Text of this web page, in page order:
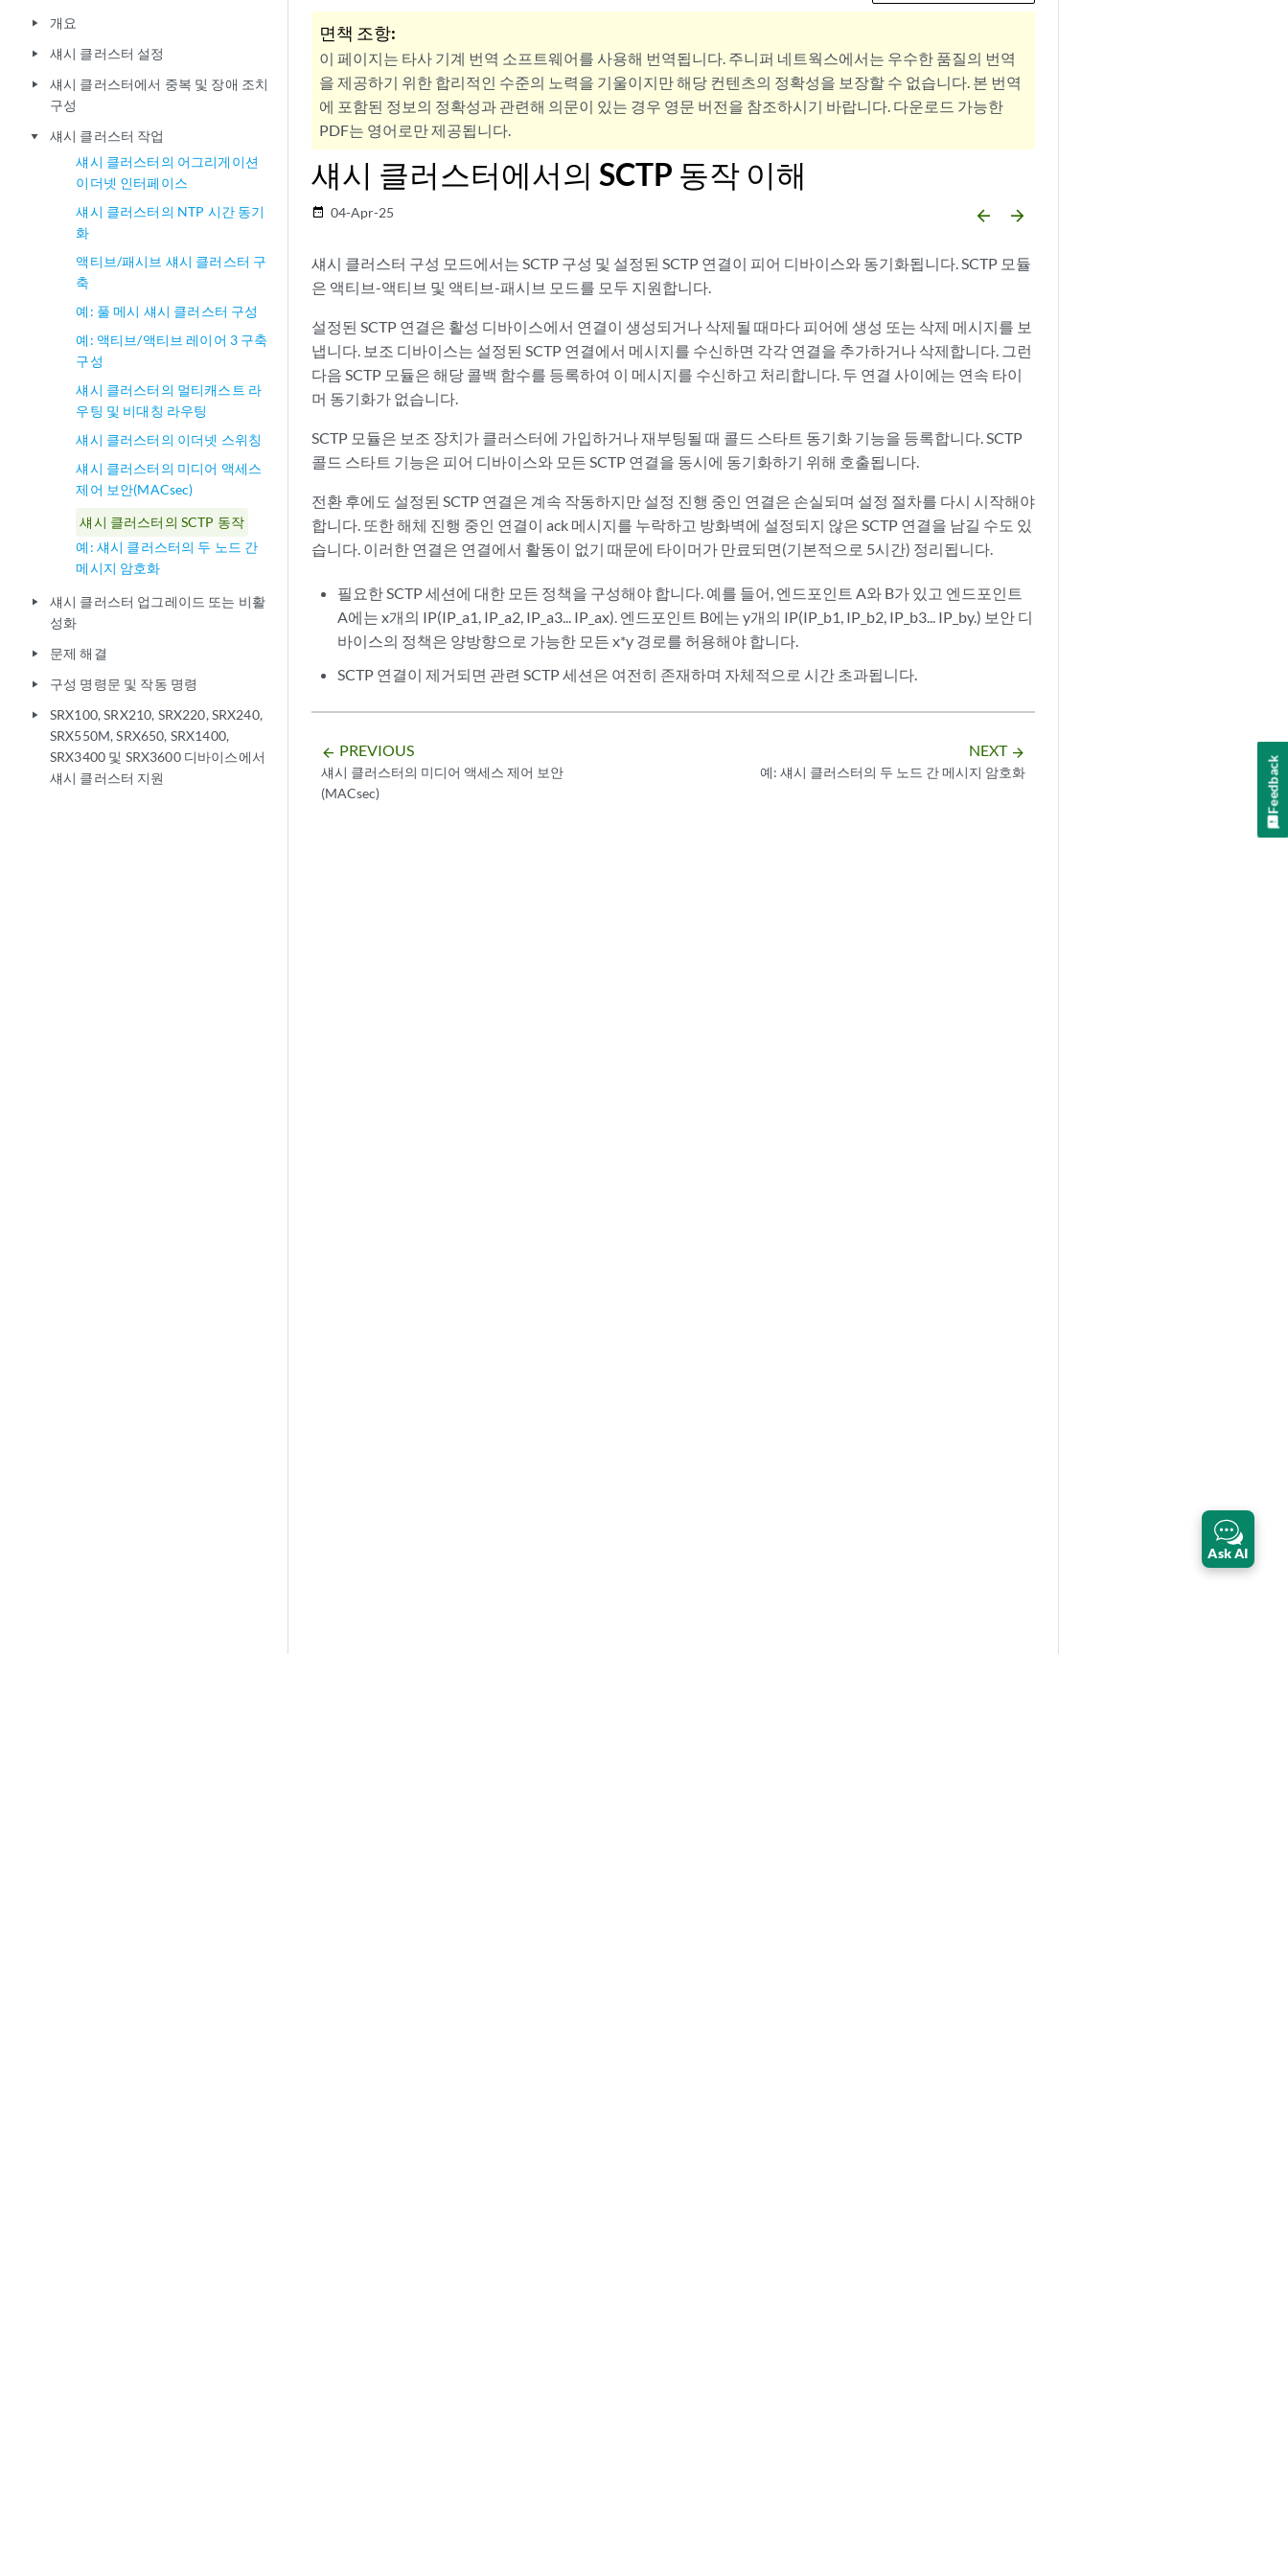
play_arrow 개요
play_arrow 섀시 클러스터 설정
play_arrow
섀시 클러스터에서 중복 및 장애 조치
구성
play_arrow
섀시 클러스터 작업
섀시 클러스터의 어그리게이션
이더넷 인터페이스
섀시 클러스터의 NTP 시간 동기
화
액티브/패시브 섀시 클러스터 구
축
예: 풀 메시 섀시 클러스터 구성
예: 액티브/액티브 레이어 3 구축
구성
섀시 클러스터의 멀티캐스트 라
우팅 및 비대칭 라우팅
섀시 클러스터의 이더넷 스위칭
섀시 클러스터의 미디어 액세스
제어 보안(MACsec)
섀시 클러스터의 SCTP 동작
예: 섀시 클러스터의 두 노드 간
메시지 암호화
play_arrow
섀시 클러스터 업그레이드 또는 비활
성화
play_arrow 문제 해결
play_arrow 구성 명령문 및 작동 명령
play_arrow
SRX100, SRX210, SRX220, SRX240,
SRX550M, SRX650, SRX1400,
SRX3400 및 SRX3600 디바이스에서
섀시 클러스터 지원
면책 조항:
이 페이지는 타사 기계 번역 소프트웨어를 사용해 번역됩니다. 주니퍼 네트웍스에서는 우수한 품질의 번역
을 제공하기 위한 합리적인 수준의 노력을 기울이지만 해당 컨텐츠의 정확성을 보장할 수 없습니다. 본 번역
에 포함된 정보의 정확성과 관련해 의문이 있는 경우 영문 버전을 참조하시기 바랍니다. 다운로드 가능한
PDF는 영어로만 제공됩니다.
섀시 클러스터에서의 SCTP 동작 이해
date_range 04-Apr-25 arrow_backward arrow_forward
섀시 클러스터 구성 모드에서는 SCTP 구성 및 설정된 SCTP 연결이 피어 디바이스와 동기화됩니다. SCTP 모듈
은 액티브-액티브 및 액티브-패시브 모드를 모두 지원합니다.
설정된 SCTP 연결은 활성 디바이스에서 연결이 생성되거나 삭제될 때마다 피어에 생성 또는 삭제 메시지를 보
냅니다. 보조 디바이스는 설정된 SCTP 연결에서 메시지를 수신하면 각각 연결을 추가하거나 삭제합니다. 그런
다음 SCTP 모듈은 해당 콜백 함수를 등록하여 이 메시지를 수신하고 처리합니다. 두 연결 사이에는 연속 타이
머 동기화가 없습니다.
SCTP 모듈은 보조 장치가 클러스터에 가입하거나 재부팅될 때 콜드 스타트 동기화 기능을 등록합니다. SCTP
콜드 스타트 기능은 피어 디바이스와 모든 SCTP 연결을 동시에 동기화하기 위해 호출됩니다.
전환 후에도 설정된 SCTP 연결은 계속 작동하지만 설정 진행 중인 연결은 손실되며 설정 절차를 다시 시작해야
합니다. 또한 해체 진행 중인 연결이 ack 메시지를 누락하고 방화벽에 설정되지 않은 SCTP 연결을 남길 수도 있
습니다. 이러한 연결은 연결에서 활동이 없기 때문에 타이머가 만료되면(기본적으로 5시간) 정리됩니다.
필요한 SCTP 세션에 대한 모든 정책을 구성해야 합니다. 예를 들어, 엔드포인트 A와 B가 있고 엔드포인트
A에는 x개의 IP(IP_a1, IP_a2, IP_a3... IP_ax). 엔드포인트 B에는 y개의 IP(IP_b1, IP_b2, IP_b3... IP_by.) 보안 디
바이스의 정책은 양방향으로 가능한 모든 x*y 경로를 허용해야 합니다.
SCTP 연결이 제거되면 관련 SCTP 세션은 여전히 존재하며 자체적으로 시간 초과됩니다.
arrow_backward PREVIOUS
섀시 클러스터의 미디어 액세스 제어 보안
(MACsec)
NEXT arrow_forward
예: 섀시 클러스터의 두 노드 간 메시지 암호화
Ask AI
Feedback